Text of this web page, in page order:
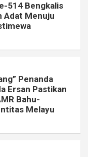
514 Bengkalis
Adat Menuju
Penanda
Ersan Pastikan
Bahu-
Melayu